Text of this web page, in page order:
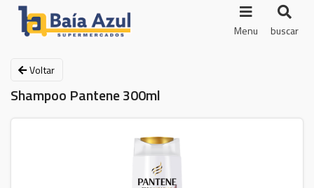
Menu buscar
Voltar
Shampoo Pantene 300ml